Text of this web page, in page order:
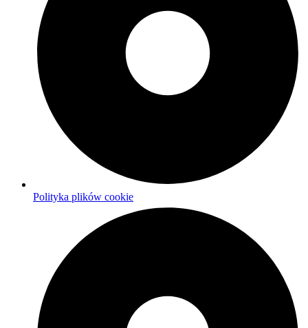
Polityka plików cookie